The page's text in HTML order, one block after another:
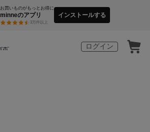
お買いものがもっとお得に
minneのアプリ
3万件以上
インストールする
ログイン